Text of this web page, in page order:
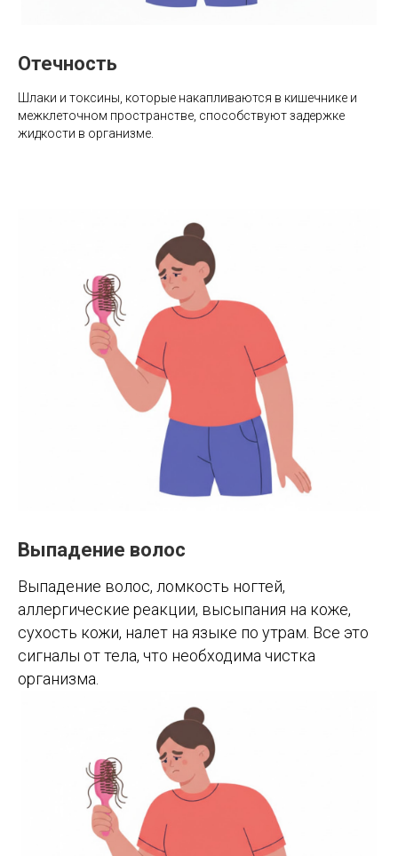
Отечность
Шлаки и токсины, которые накапливаются в кишечнике и
межклеточном пространстве, способствуют задержке
жидкости в организме.
Выпадение волос
Выпадение волос, ломкость ногтей,
аллергические реакции, высыпания на коже,
сухость кожи, налет на языке по утрам. Все это
сигналы от тела, что необходима чистка
организма.